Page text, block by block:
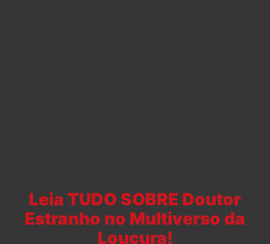
Leia TUDO SOBRE Doutor
Estranho no Multiverso da
Loucura!